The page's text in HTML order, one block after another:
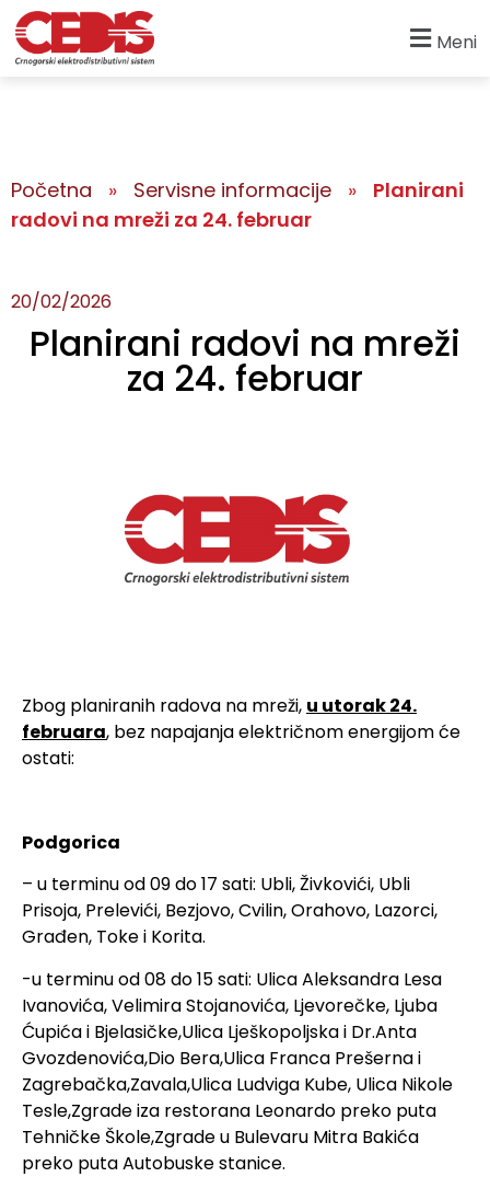
Meni
Početna » Servisne informacije »
Planirani
radovi na mreži za 24. februar
20/02/2026
Planirani radovi na mreži
za 24. februar
Zbog planiranih radova na mreži, u utorak 24.
februara, bez napajanja električnom energijom će
ostati:
Podgorica
– u terminu od 09 do 17 sati: Ubli, Živkovići, Ubli
Prisoja, Prelevići, Bezjovo, Cvilin, Orahovo, Lazorci,
Građen, Toke i Korita.
-u terminu od 08 do 15 sati: Ulica Aleksandra Lesa
Ivanovića, Velimira Stojanovića, Ljevorečke, Ljuba
Ćupića i Bjelasičke,Ulica Lješkopoljska i Dr.Anta
Gvozdenovića,Dio Bera,Ulica Franca Prešerna i
Zagrebačka,Zavala,Ulica Ludviga Kube, Ulica Nikole
Tesle,Zgrade iza restorana Leonardo preko puta
Tehničke Škole,Zgrade u Bulevaru Mitra Bakića
preko puta Autobuske stanice.